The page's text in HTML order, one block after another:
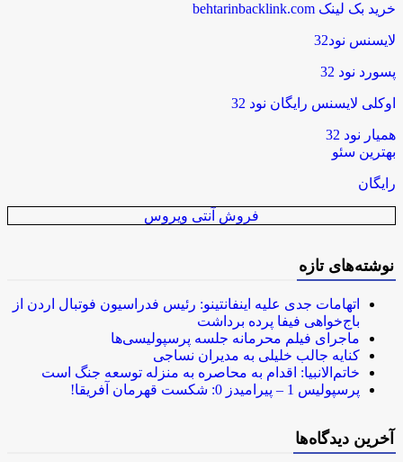
خرید بک لینک behtarinbacklink.com
لایسنس نود32
پسورد نود 32
اوکلی لایسنس رایگان نود 32
همیار نود 32
بهترین سئو
رایگان
فروش آنتی ویروس
نوشته‌های تازه
اتهامات جدی علیه اینفانتینو: رئیس فدراسیون فوتبال اردن از
باج‌خواهی فیفا پرده برداشت
ماجرای فیلم محرمانه جلسه پرسپولیسی‌ها
کنایه جالب خلیلی به مدیران نساجی
خاتم‌الانبیا: اقدام به محاصره به منزله توسعه جنگ است
پرسپولیس 1 – پیرامیدز 0: شکست قهرمان آفریقا!
آخرین دیدگاه‌ها